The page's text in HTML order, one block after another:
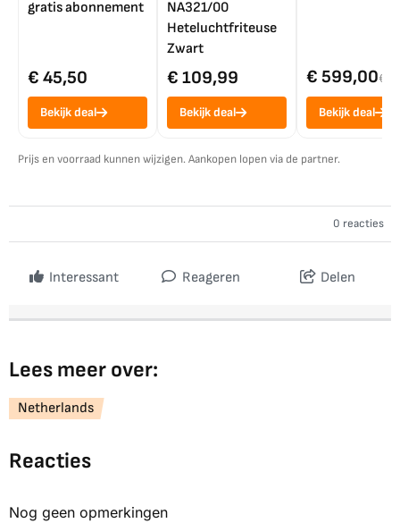
gratis abonnement
€ 45,50
Bekijk deal
NA321/00
Heteluchtfriteuse
Zwart
€ 109,99
Bekijk deal
€ 599,00€
Bekijk deal
Prijs en voorraad kunnen wijzigen. Aankopen lopen via de partner.
0 reacties
Interessant Reageren Delen
Lees meer over:
Netherlands
Reacties
Nog geen opmerkingen